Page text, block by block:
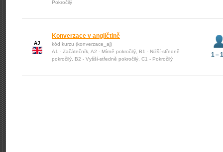
Pokročilý
AJ
Konverzace v angličtině
kód kurzu (konverzace_aj)
A1 - Začátečník, A2 - Mírně pokročilý, B1 - Nižší-středně
pokročilý, B2 - Vyšší-středně pokročilý, C1 - Pokročilý
1 –